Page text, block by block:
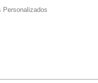
Personalizados